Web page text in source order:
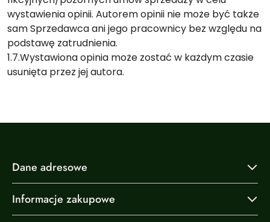
wystawienia opinii. Autorem opinii nie może być także
sam Sprzedawca ani jego pracownicy bez względu na
podstawę zatrudnienia.
1.7.Wystawiona opinia może zostać w każdym czasie
usunięta przez jej autora.
Dane adresowe
Informacje zakupowe